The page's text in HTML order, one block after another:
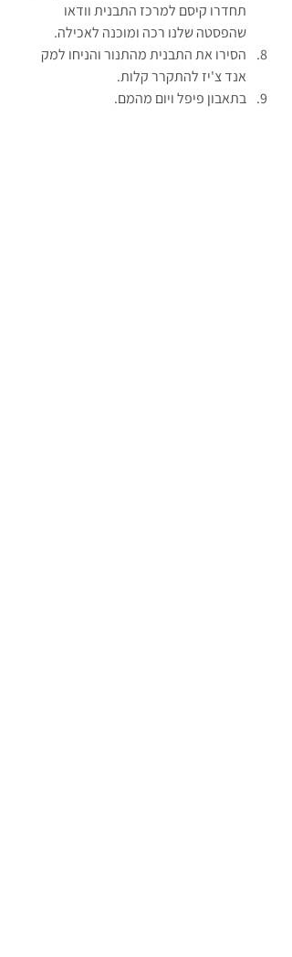
תחדרו קיסם למרכז התבנית וודאו
שהפסטה שלנו רכה ומוכנה לאכילה.
הסירו את התבנית מהתנור והניחו למק
אנד צ'יז להתקרר קלות.
בתאבון פיפל ויום מהמם.